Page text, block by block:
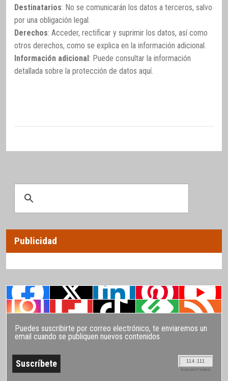
Destinatarios: No se comunicarán los datos a terceros, salvo
por una obligación legal.
Derechos: Acceder, rectificar y suprimir los datos, así como
otros derechos, como se explica en la información adicional.
Información adicional: Puede consultar la información
detallada sobre la protección de datos aquí.
Publicidad
Puedes suscribirte por correo electrónico, te enviaremos un
email cuando se publiquen nuevos contenidos
114.111
SUSCRIPTORES